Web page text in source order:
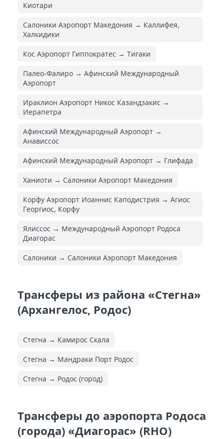
Киотари
Салоники Аэропорт Македония → Каллифея,
Халкидики
Кос Аэропорт Гиппократес → Тигаки
Палео-Фалиро → Афинский Международный
Аэропорт
Ираклион Аэропорт Никос Казандзакис →
Иерапетра
Афинский Международный Аэропорт →
Анависсос
Афинский Международный Аэропорт → Глифада
Ханиоти → Салоники Аэропорт Македония
Корфу Аэропорт Иоаннис Каподистрия → Агиос
Георгиос, Корфу
Ялиссос → Международный Аэропорт Родоса
Диагорас
Салоники → Салоники Аэропорт Македония
Трансферы из района «Стегна»
(Архангелос, Родос)
Стегна → Камирос Скала
Стегна → Мандраки Порт Родос
Стегна → Родос (город)
Трансферы до аэропорта Родоса
(города) «Диагорас» (RHO)